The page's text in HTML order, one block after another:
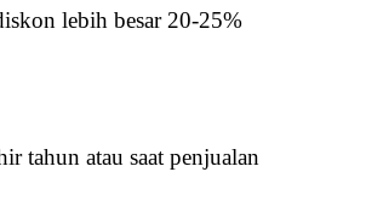
lebih besar 20-25%
tahun atau saat penjualan